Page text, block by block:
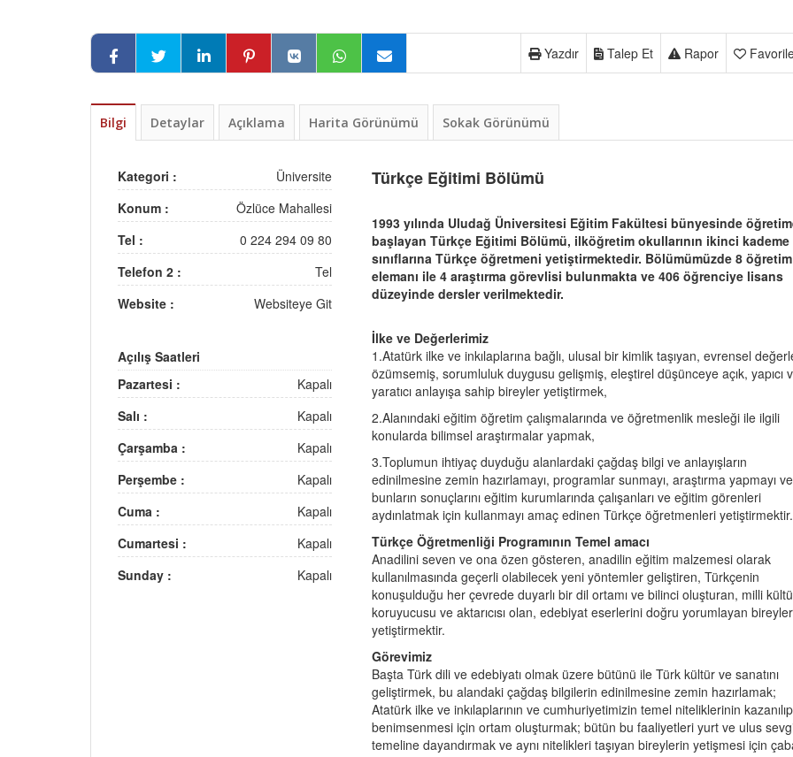
Rapor
Talep Et
Yazdır
Bilgi Detaylar Açıklama Harita Görünümü Sokak Görünümü
Kategori :
Üniversite
Konum :
Özlüce Mahallesi
Tel :
0 224 294 09 80
Telefon 2 :
Tel
Website :
Websiteye Git
Açılış Saatleri
Pazartesi :
Kapalı
Salı :
Kapalı
Çarşamba :
Kapalı
Perşembe :
Kapalı
Cuma :
Kapalı
Cumartesi :
Kapalı
Sunday :
Kapalı
Türkçe Eğitimi Bölümü
1993 yılında Uludağ Üniversitesi Eğitim Fakültesi bünyesinde
başlayan Türkçe Eğitimi Bölümü, ilköğretim okullarının ikinci kademe
sınıflarına Türkçe öğretmeni yetiştirmektedir. Bölümümüzde 8 öğretim
elemanı ile 4 araştırma görevlisi bulunmakta ve 406 öğrenciye lisans
düzeyinde dersler verilmektedir.
İlke ve Değerlerimiz
1.Atatürk ilke ve inkılaplarına bağlı, ulusal bir kimlik taşıyan, evrensel
özümsemiş, sorumluluk duygusu gelişmiş, eleştirel düşünceye açık, yapıcı
yaratıcı anlayışa sahip bireyler yetiştirmek,
2.Alanındaki eğitim öğretim çalışmalarında ve öğretmenlik mesleği ile ilgili
konularda bilimsel araştırmalar yapmak,
3.Toplumun ihtiyaç duyduğu alanlardaki çağdaş bilgi ve anlayışların
edinilmesine zemin hazırlamayı, programlar sunmayı, araştırma yapmayı ve
bunların sonuçlarını eğitim kurumlarında çalışanları ve eğitim görenleri
aydınlatmak için kullanmayı amaç edinen Türkçe öğretmenleri yetiştirmektir.
Türkçe Öğretmenliği Programının Temel amacı
Anadilini seven ve ona özen gösteren, anadilin eğitim malzemesi olarak
kullanılmasında geçerli olabilecek yeni yöntemler geliştiren, Türkçenin
konuşulduğu her çevrede duyarlı bir dil ortamı ve bilinci oluşturan, milli
koruyucusu ve aktarıcısı olan, edebiyat eserlerini doğru yorumlayan bireyler
yetiştirmektir.
Görevimiz
Başta Türk dili ve edebiyatı olmak üzere bütünü ile Türk kültür ve sanatını
geliştirmek, bu alandaki çağdaş bilgilerin edinilmesine zemin hazırlamak;
Atatürk ilke ve inkılaplarının ve cumhuriyetimizin temel niteliklerinin kazanılıp
benimsenmesi için ortam oluşturmak; bütün bu faaliyetleri yurt ve ulus
temeline dayandırmak ve aynı nitelikleri taşıyan bireylerin yetişmesi için